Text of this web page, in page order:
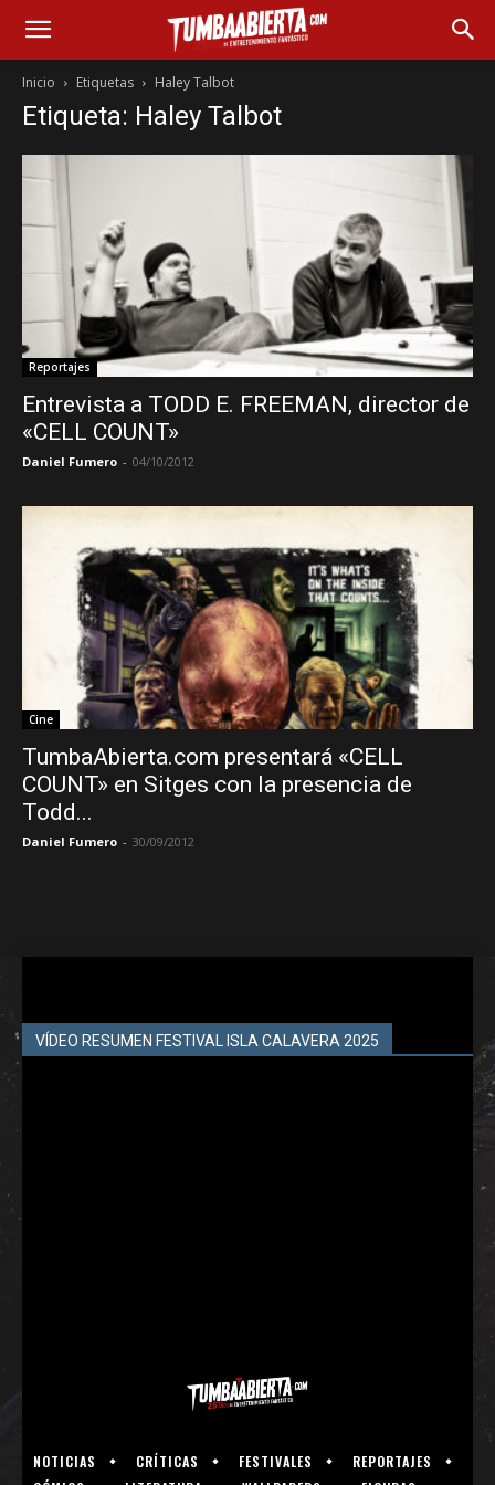
Inicio Etiquetas Haley Talbot
Etiqueta: Haley Talbot
Reportajes
Entrevista a TODD E. FREEMAN, director de
«CELL COUNT»
Daniel Fumero - 04/10/2012
Cine
TumbaAbierta.com presentará «CELL
COUNT» en Sitges con la presencia de
Todd...
Daniel Fumero - 30/09/2012
VÍDEO RESUMEN FESTIVAL ISLA CALAVERA 2025
NOTICIAS CRÍTICAS FESTIVALES
REPORTAJES